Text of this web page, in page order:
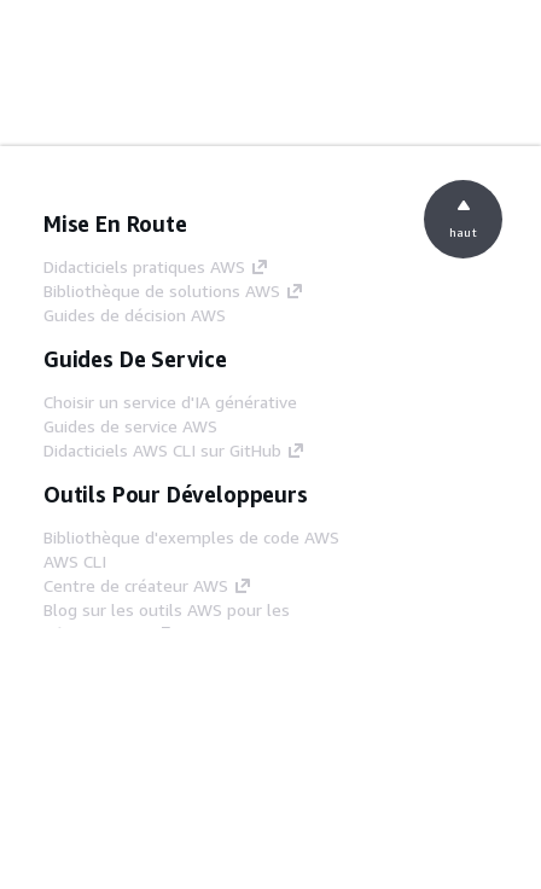
Mise En Route
Didacticiels pratiques AWS
Bibliothèque de solutions AWS
Guides de décision AWS
Guides De Service
Choisir un service d'IA générative
Guides de service AWS
Didacticiels AWS CLI sur GitHub
Outils Pour Développeurs
Bibliothèque d'exemples de code AWS
AWS CLI
Centre de créateur AWS
Blog sur les outils AWS pour les
développeurs
haut